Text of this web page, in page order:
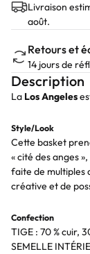
Livraison
août.
Retours et
14 jours de
Description
La Los Angeles
Style/Look
Cette basket
« cité des anges
faite de multiples
créative et de
Confection
TIGE : 70 % cuir,
SEMELLE